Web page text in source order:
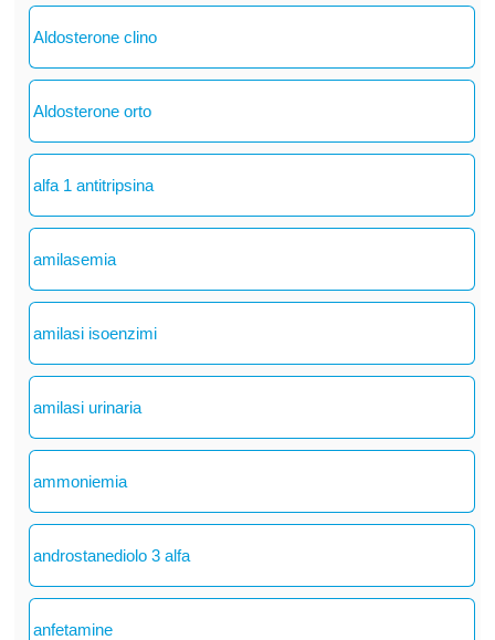
Aldosterone clino
Aldosterone orto
alfa 1 antitripsina
amilasemia
amilasi isoenzimi
amilasi urinaria
ammoniemia
androstanediolo 3 alfa
anfetamine